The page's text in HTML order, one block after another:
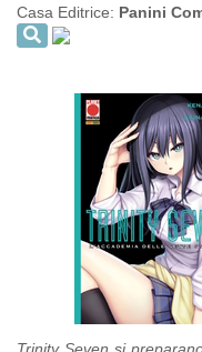
Casa Editrice: Panini